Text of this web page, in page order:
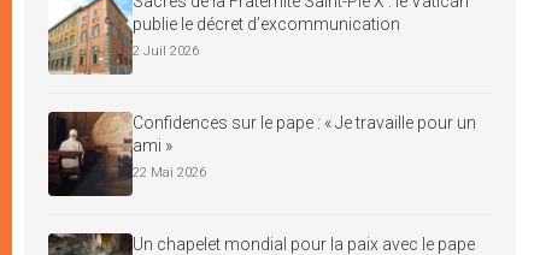
publie le décret d’excommunication
2 Juil 2026
Confidences sur le pape : « Je travaille pour un
ami »
22 Mai 2026
Un chapelet mondial pour la paix avec le pape